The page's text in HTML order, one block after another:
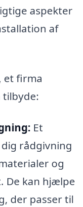
aspekter
af
et firma
tilbyde:
Et
rådgivning
og
De kan hjælpe
der passer til